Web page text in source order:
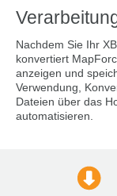
Nachdem Sie Ihr
konvertiert
anzeigen und
Verwendung,
Dateien über das
automatisieren.